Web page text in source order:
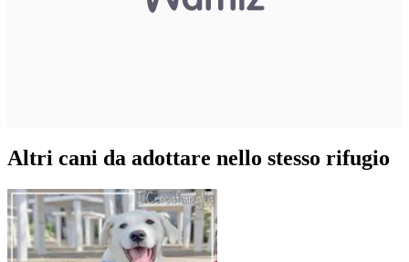
Altri cani da adottare nello stesso rifugio